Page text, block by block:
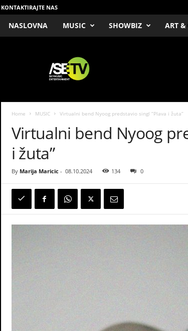
KONTAKTIRAJTE NAS
NASLOVNA MUSIC SHOWBIZ ART &
Home MUSIC Virtualni bend Nyoog predstavio singl “Plava i žuta”
Virtualni bend Nyoog
i žuta”
By Marija Maricic- 08.10.2024 134 0